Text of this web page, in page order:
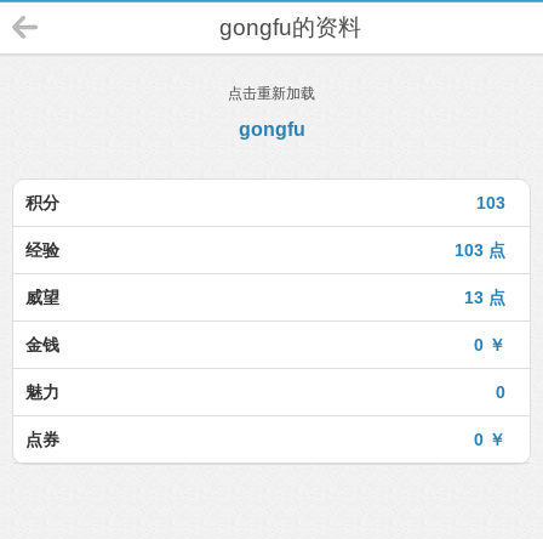
gongfu的资料
点击重新加载
gongfu
103
积分
103 点
经验
13 点
威望
0 ￥
金钱
0
魅力
0 ￥
点券